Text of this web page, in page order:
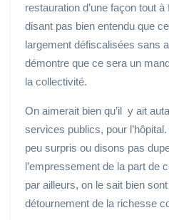
restauration d’une façon tout
disant pas bien entendu que
largement défiscalisées sans
démontre que ce sera un
la collectivité.
On aimerait bien qu’il y ait
services publics, pour
peu surpris ou disons pas
l’empressement de la part de
par ailleurs, on le sait bien
détournement de la richesse